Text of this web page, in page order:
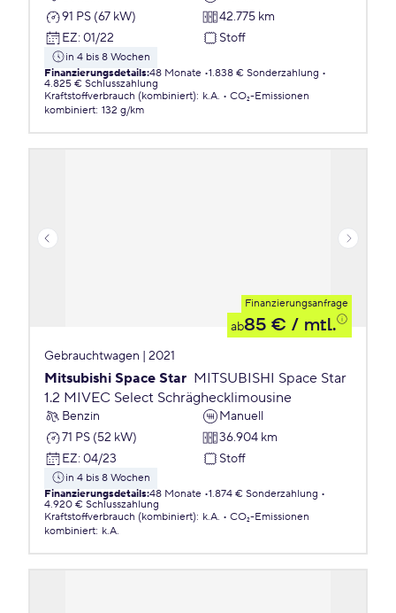
91 PS (67 kW)
42.775 km
EZ: 01/22 Stoff
in 4 bis 8 Wochen
Finanzierungsdetails:48 Monate 1.838 € Sonderzahlung
4.825 € Schlusszahlung
Kraftstoffverbrauch (kombiniert): k.A.
CO₂-Emissionen
kombiniert: 132 g/km
Finanzierungsanfrage
ab85 € / mtl.
Gebrauchtwagen | 2021
Mitsubishi Space Star MITSUBISHI Space Star
1.2 MIVEC Select Schräghecklimousine
Benzin
Manuell
71 PS (52 kW)
36.904 km
EZ: 04/23 Stoff
in 4 bis 8 Wochen
Finanzierungsdetails:48 Monate 1.874 € Sonderzahlung
4.920 € Schlusszahlung
Kraftstoffverbrauch (kombiniert): k.A.
CO₂-Emissionen
kombiniert: k.A.